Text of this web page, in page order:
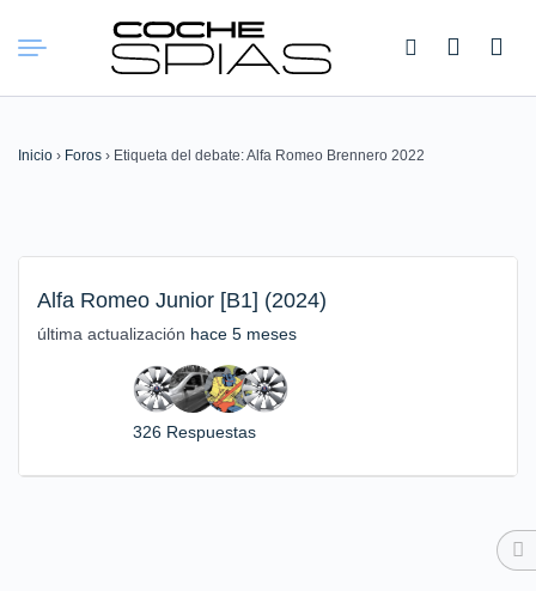
Buscar:
Inicio › Foros › Etiqueta del debate: Alfa Romeo Brennero 2022
Alfa Romeo Junior [B1] (2024)
última actualización hace 5 meses
326 Respuestas